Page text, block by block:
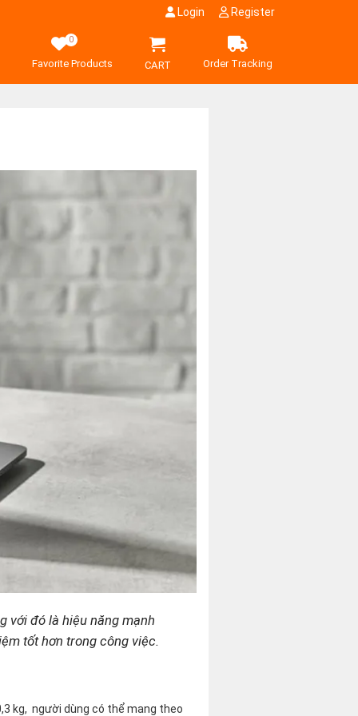
Login Register
0
Favorite Products CART Order Tracking
với đó là hiệu năng mạnh
tốt hơn trong công việc.
kg, người dùng có thể mang theo